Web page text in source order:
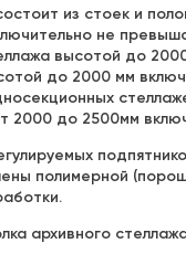
из стоек и
не
высотой до
до 2000 мм
2000 до 2500мм
полимерной
архивного